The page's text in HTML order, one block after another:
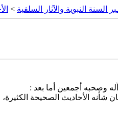
السنة النبوية والآثار السلفية >
وصحبه أجمعين أما بعد :
شأنه الأحاديث الصحيحة